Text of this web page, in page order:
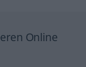
Online